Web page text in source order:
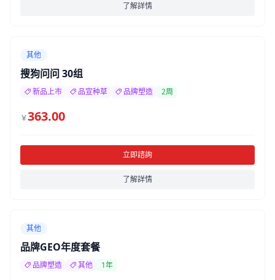
了解詳情
其他
搜狗问问 30组
新品上市 品宣种草 品牌塑造 2周
￥363.00
立即諮詢
了解詳情
其他
品牌GEO年度套餐
品牌塑造 其他 1年